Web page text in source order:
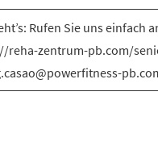
Rufen Sie uns einfach
reha-zentrum-pb.com/